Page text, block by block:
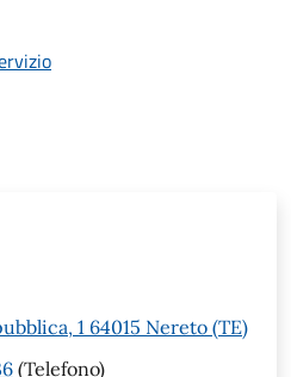
1 64015 Nereto (TE)
(Telefono)